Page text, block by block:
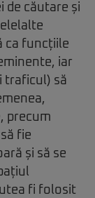
de căutare și
ca funcțiile
iar
traficul) să
precum
fie
și să se
fi folosit